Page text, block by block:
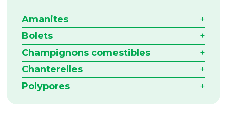
Amanites
Bolets
Champignons comestibles
Chanterelles
Polypores